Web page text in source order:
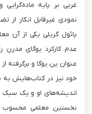
غربی بر پایه
نمودی غیرقابل انکار از
پائول گریلی یکی از آن
عدم کارکرد یوگای مدرن
عنوان ین یوگا و برگرفته
خود نیز در کتاب‌هایش
اندیشه‌های او و یک سبک
نخستین معلمی محسوب